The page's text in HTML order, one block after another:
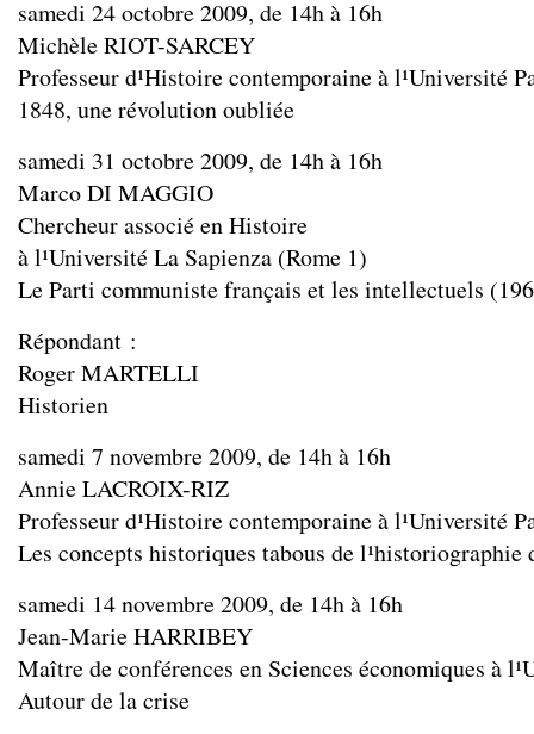
samedi 24 octobre 2009, de 14h à 16h
Michèle RIOT-SARCEY
Professeur d¹Histoire contemporaine à l¹Université
1848, une révolution oubliée
samedi 31 octobre 2009, de 14h à 16h
Marco DI MAGGIO
Chercheur associé en Histoire
à l¹Université La Sapienza (Rome 1)
Le Parti communiste français et les intellectuels
Répondant :
Roger MARTELLI
Historien
samedi 7 novembre 2009, de 14h à 16h
Annie LACROIX-RIZ
Professeur d¹Histoire contemporaine à l¹Université
Les concepts historiques tabous de l¹historiographie
samedi 14 novembre 2009, de 14h à 16h
Jean-Marie HARRIBEY
Maître de conférences en Sciences économiques à
Autour de la crise